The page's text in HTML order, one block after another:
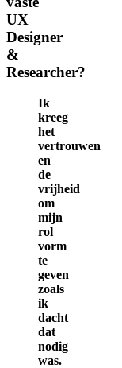
UX
Designer
&
Researcher?
Ik
kreeg
het
vertrouwen
en
de
vrijheid
om
mijn
rol
vorm
te
geven
zoals
ik
dacht
dat
nodig
was.